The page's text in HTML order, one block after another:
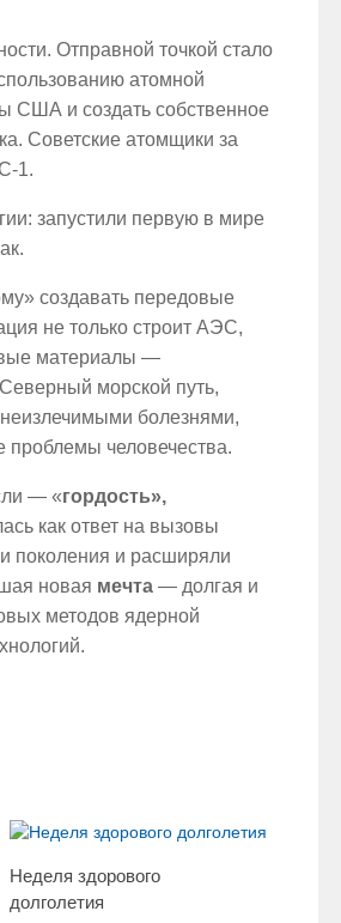
Отправной точкой стало
атомной
США и создать собственное
Советские атомщики за
1.
запустили первую в мире
создавать передовые
не только строит АЭС,
материалы —
морской путь,
болезнями,
проблемы человечества.
— «гордость»,
как ответ на вызовы
поколения и расширяли
новая мечта — долгая и
методов ядерной
Неделя здорового
долголетия